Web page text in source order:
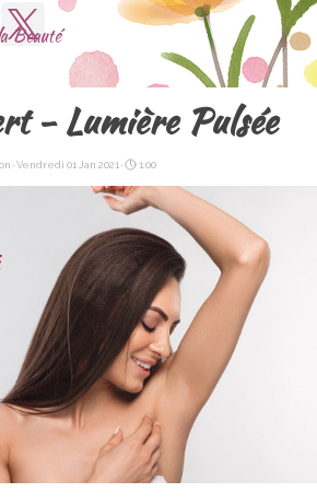
menu
Beauté
- Lumière Pulsée
· Vendredi 01 Jan 2021 · 1:00